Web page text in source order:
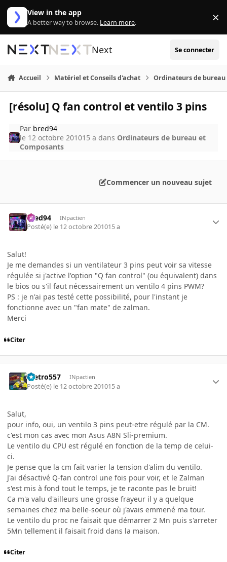
Aller au contenu
View in the app
A better way to browse. Learn more. ×
Next Se connecter
Accueil Matériel et Conseils d'achat Ordinateurs de bureau
[résolu] Q fan control et ventilo 3 pins
Par bred94
le 12 octobre 201015 a dans Ordinateurs de bureau et
Composants
Commencer un nouveau sujet
bred94 INpactien
Posté(e) le 12 octobre 201015 a
Salut!
Je me demandes si un ventilateur 3 pins peut voir sa vitesse
régulée si j'active l'option "Q fan control" (ou équivalent) dans
le bios ou s'il faut nécessairement un ventilo 4 pins PWM?
PS : je n'ai pas testé cette possibilité, pour l'instant je
fonctionne avec un "fan mate" de zalman.
Merci
Citer
metro557 INpactien
Posté(e) le 12 octobre 201015 a
Salut,
pour info, oui, un ventilo 3 pins peut-etre régulé par la CM.
c'est mon cas avec mon Asus A8N Sli-premium.
Le ventilo du CPU est régulé en fonction de la temp de celui-
ci.
Je pense que la cm fait varier la tension d'alim du ventilo.
J'ai désactivé Q-fan control une fois pour voir, et le Zalman
s'est mis à fond tout le temps, je te raconte pas le bruit!
Ca m'a valu d'ailleurs une grosse frayeur il y a quelque
semaines chez ma belle-soeur où j'avais emmené ma tour.
Le ventilo du proc ne faisait que démarrer 2 Mn puis s'arreter
5Mn tellement il faisait froid dans la maison.
Citer